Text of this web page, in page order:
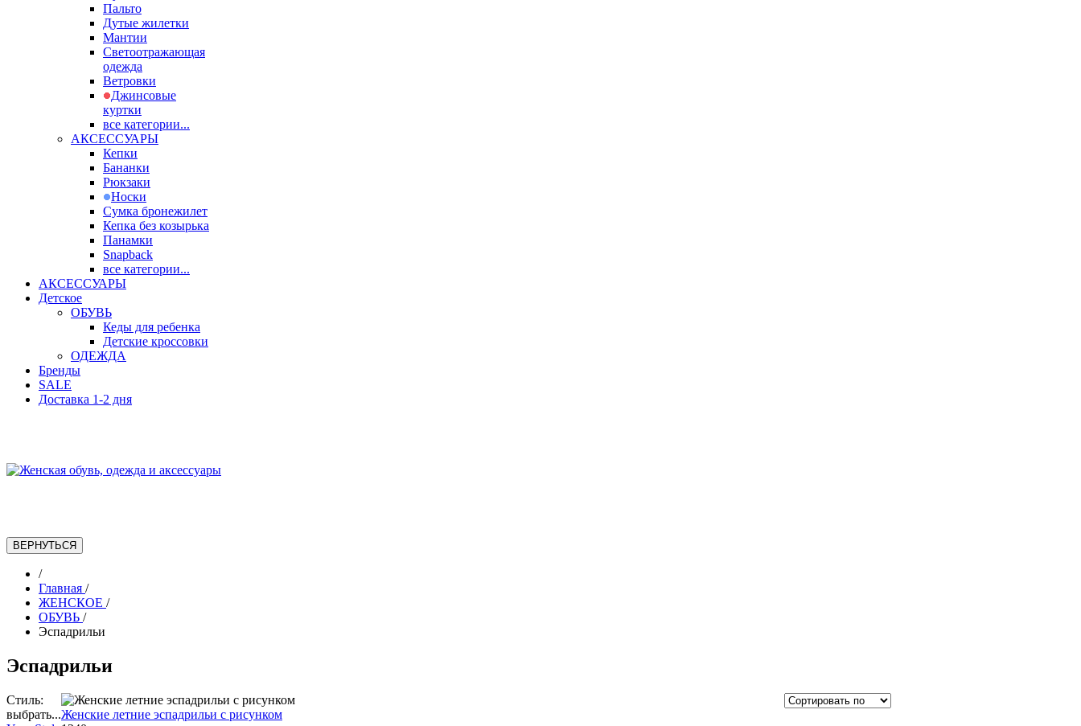
Пальто
Дутые жилетки
Мантии
Светоотражающая
одежда
Ветровки
Джинсовые
куртки
все категории...
АКСЕССУАРЫ
Кепки
Бананки
Рюкзаки
Носки
Сумка бронежилет
Кепка без козырька
Панамки
Snapback
все категории...
АКСЕССУАРЫ
Детское
ОБУВЬ
Кеды для ребенка
Детские кроссовки
ОДЕЖДА
Бренды
SALE
Доставка 1-2 дня
/
Главная /
ЖЕНСКОЕ /
ОБУВЬ /
Эспадрильи
Эспадрильи
Стиль:
выбрать...Женские летние эспадрильи с рисунком